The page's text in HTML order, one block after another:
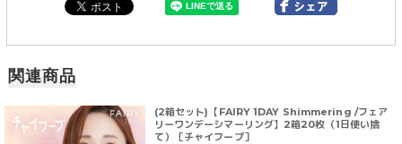
関連商品
(2箱セット)【FAIRY 1DAY Shimmering /フェア
リーワンデーシマーリング】2箱20枚（1日使い捨
て）［チャイフープ］